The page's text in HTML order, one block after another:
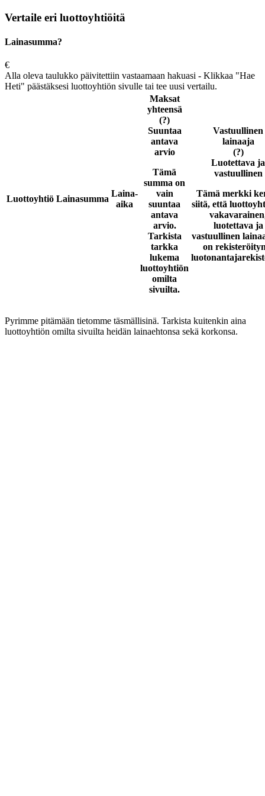
Vertaile eri luottoyhtiöitä
Lainasumma?
€
Alla oleva taulukko päivitettiin vastaamaan hakuasi - Klikkaa "Hae
Heti" päästäksesi luottoyhtiön sivulle tai tee uusi vertailu.
Luottoyhtiö Lainasumma
Laina-
aika
Maksat
yhteensä
(?)
Suuntaa
antava
arvio
Tämä
summa on
vain
suuntaa
antava
arvio.
Tarkista
tarkka
lukema
luottoyhtiön
omilta
sivuilta.
Vastuullinen
lainaaja
(?)
Luotettava ja
vastuullinen
Tämä merkki
siitä, että
luotettava ja
vastuullinen
on
Pyrimme pitämään tietomme täsmällisinä. Tarkista kuitenkin aina
luottoyhtiön omilta sivuilta heidän lainaehtonsa sekä korkonsa.